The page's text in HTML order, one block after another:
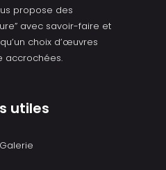
propose des
avec savoir-faire et
choix d’œuvres
accrochées.
utiles